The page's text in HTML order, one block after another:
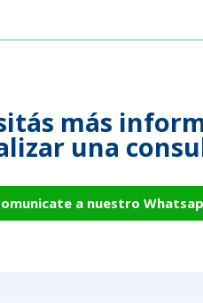
más
una
a nuestro